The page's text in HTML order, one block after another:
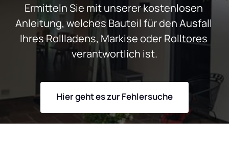
Ermitteln Sie mit unserer kostenlosen
Anleitung, welches Bauteil für den Ausfall
Ihres Rollladens, Markise oder Rolltores
verantwortlich ist.
Hier geht es zur Fehlersuche